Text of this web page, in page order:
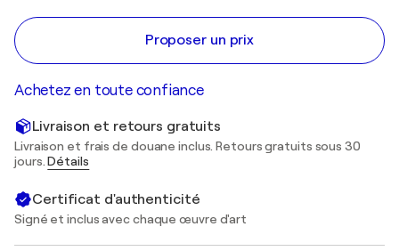
Proposer un prix
Achetez en toute confiance
Livraison et retours gratuits
Livraison et frais de douane inclus. Retours gratuits sous 30
jours.Détails
Certificat d'authenticité
Signé et inclus avec chaque œuvre d'art